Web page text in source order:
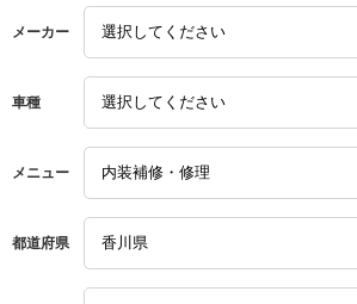
メーカー
車種
メニュー
都道府県